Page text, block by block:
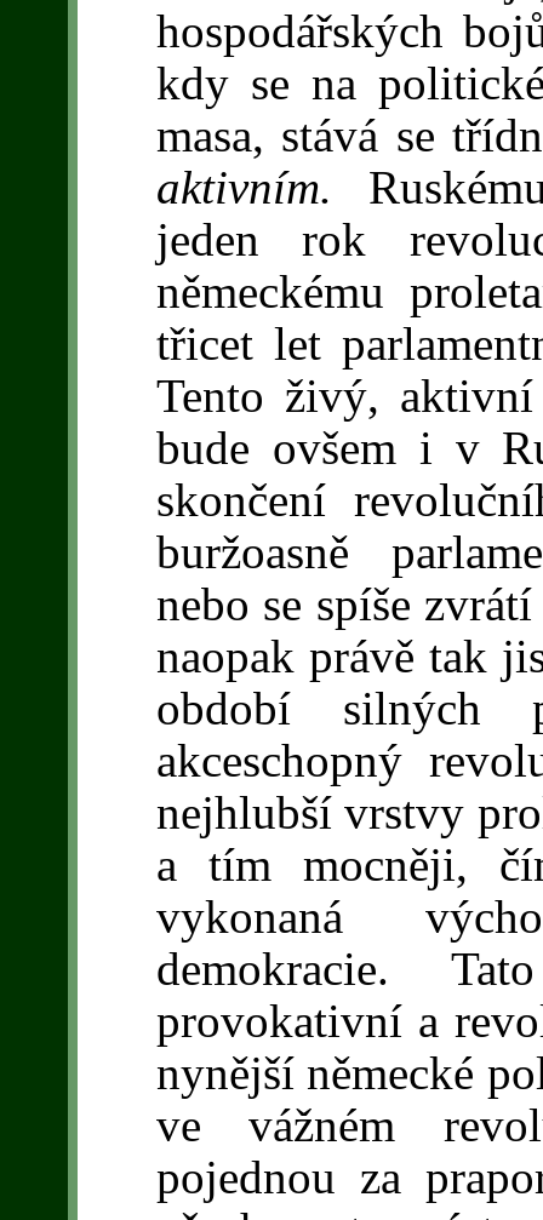
hospodářských
kdy se na
masa, stává se
aktivním.
jeden rok
německému
třicet let
Tento živý,
bude ovšem i v
skončení
buržoasně
nebo se spíše
naopak právě tak
období silných
akceschopný
nejhlubší vrstvy
a tím mocněji,
vykonaná
demokracie.
provokativní a
nynější německé
ve vážném
pojednou za